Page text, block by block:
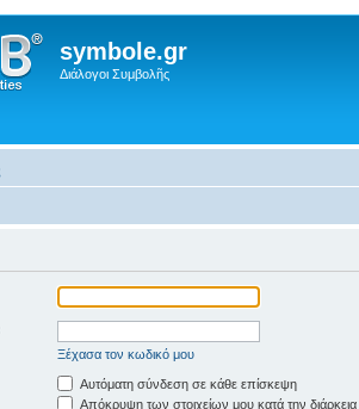
symbole.gr
Διάλογοι Συμβολῆς
Ξέχασα τον κωδικό μου
Αυτόματη σύνδεση σε κάθε επίσκεψη
Απόκρυψη των στοιχείων μου κατά την